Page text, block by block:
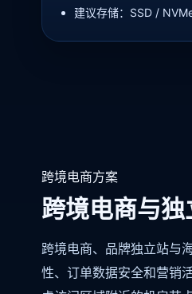
建议存储：SSD /
跨境电商方案
跨境电商与
跨境电商、品牌独立站与
性、订单数据安全和营销